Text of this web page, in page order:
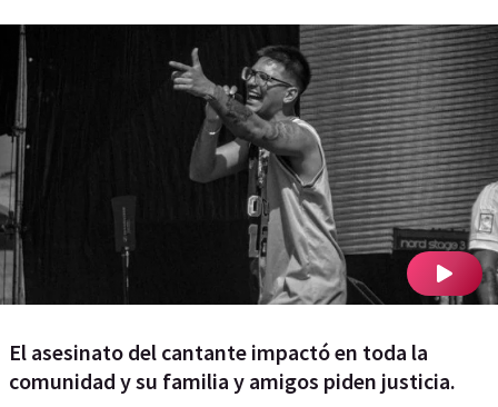
El asesinato del cantante impactó en toda la
comunidad y su familia y amigos piden justicia.